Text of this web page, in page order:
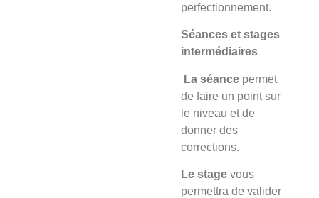
perfectionnement.
Séances et stages
intermédiaires
La séance permet
de faire un point sur
le niveau et de
donner des
corrections.
Le stage vous
permettra de valider